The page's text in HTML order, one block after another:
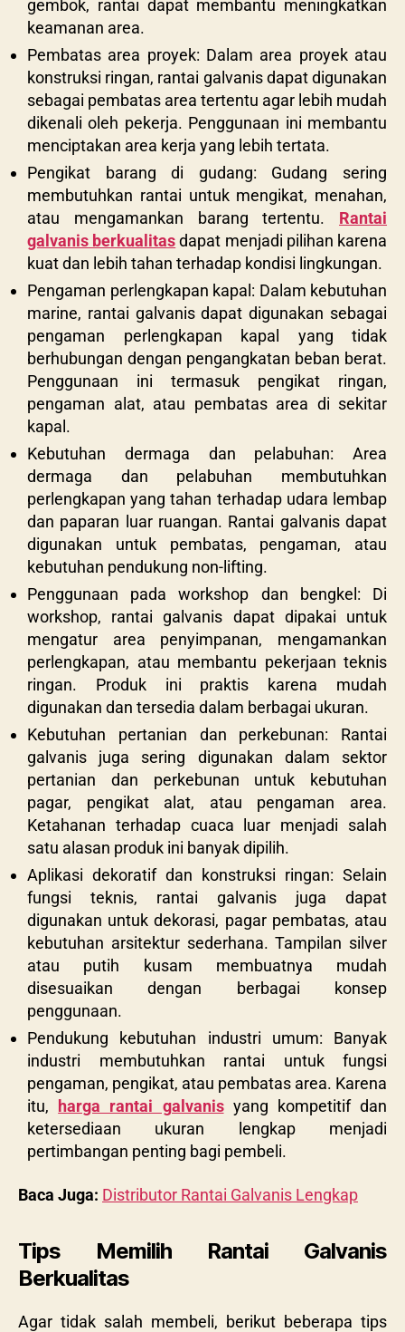
gembok, rantai dapat membantu meningkatkan
keamanan area.
Pembatas area proyek: Dalam area proyek atau
konstruksi ringan, rantai galvanis dapat digunakan
sebagai pembatas area tertentu agar lebih mudah
dikenali oleh pekerja. Penggunaan ini membantu
menciptakan area kerja yang lebih tertata.
Pengikat barang di gudang: Gudang sering
membutuhkan rantai untuk mengikat, menahan,
atau mengamankan barang tertentu. Rantai
galvanis berkualitasdapat menjadi pilihan karena
kuat dan lebih tahan terhadap kondisi lingkungan.
Pengaman perlengkapan kapal: Dalam kebutuhan
marine, rantai galvanis dapat digunakan sebagai
pengaman perlengkapan kapal yang tidak
berhubungan dengan pengangkatan beban berat.
Penggunaan ini termasuk pengikat ringan,
pengaman alat, atau pembatas area di sekitar
kapal.
Kebutuhan dermaga dan pelabuhan: Area
dermaga dan pelabuhan membutuhkan
perlengkapan yang tahan terhadap udara lembap
dan paparan luar ruangan. Rantai galvanis dapat
digunakan untuk pembatas, pengaman, atau
kebutuhan pendukung non-lifting.
Penggunaan pada workshop dan bengkel: Di
workshop, rantai galvanis dapat dipakai untuk
mengatur area penyimpanan, mengamankan
perlengkapan, atau membantu pekerjaan teknis
ringan. Produk ini praktis karena mudah
digunakan dan tersedia dalam berbagai ukuran.
Kebutuhan pertanian dan perkebunan: Rantai
galvanis juga sering digunakan dalam sektor
pertanian dan perkebunan untuk kebutuhan
pagar, pengikat alat, atau pengaman area.
Ketahanan terhadap cuaca luar menjadi salah
satu alasan produk ini banyak dipilih.
Aplikasi dekoratif dan konstruksi ringan: Selain
fungsi teknis, rantai galvanis juga dapat
digunakan untuk dekorasi, pagar pembatas, atau
kebutuhan arsitektur sederhana. Tampilan silver
atau putih kusam membuatnya mudah
disesuaikan dengan berbagai konsep
penggunaan.
Pendukung kebutuhan industri umum: Banyak
industri membutuhkan rantai untuk fungsi
pengaman, pengikat, atau pembatas area. Karena
itu,
harga rantai galvanisyang kompetitif dan
ketersediaan ukuran lengkap menjadi
pertimbangan penting bagi pembeli.
Baca Juga: Distributor Rantai Galvanis Lengkap
Tips Memilih Rantai Galvanis
Berkualitas
Agar tidak salah membeli, berikut beberapa tips